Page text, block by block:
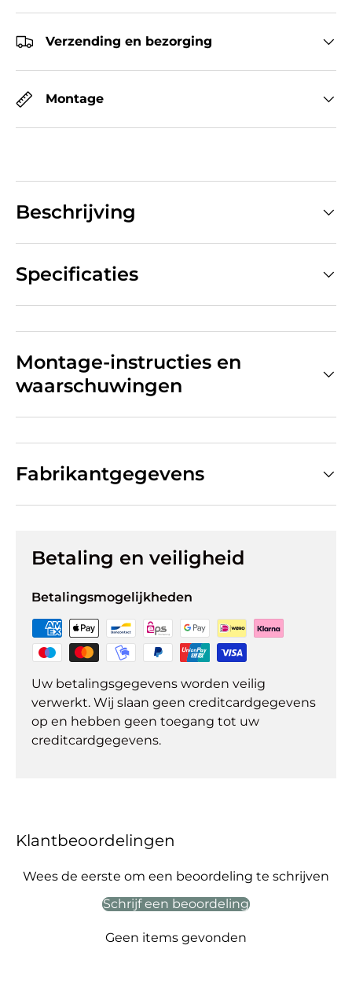
Verzending en bezorging
Montage
Beschrijving
Specificaties
Montage-instructies en
waarschuwingen
Fabrikantgegevens
Betaling en veiligheid
Betalingsmogelijkheden
Uw betalingsgegevens worden veilig
verwerkt. Wij slaan geen creditcardgegevens
op en hebben geen toegang tot uw
creditcardgegevens.
Klantbeoordelingen
Wees de eerste om een beoordeling te schrijven
Schrijf een beoordeling
Geen items gevonden